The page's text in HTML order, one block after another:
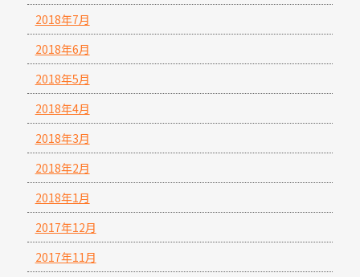
2018年7月
2018年6月
2018年5月
2018年4月
2018年3月
2018年2月
2018年1月
2017年12月
2017年11月